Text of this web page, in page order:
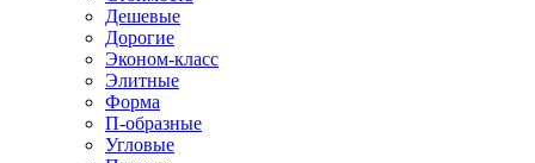
Дешевые
Дорогие
Эконом-класс
Элитные
Форма
П-образные
Угловые